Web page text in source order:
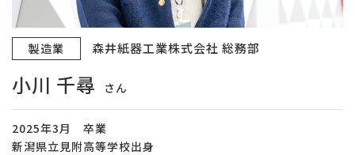
製造業 森井紙器工業株式会社 総務部
小川 千尋 さん
2025年3月 卒業
新潟県立見附高等学校出身